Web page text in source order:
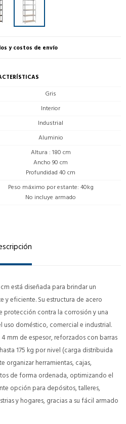
y costos de envío
Gris
Interior
Industrial
Aluminio
Altura : 180 cm
Ancho 90 cm
Profundidad 40 cm
Peso máximo por estante: 40kg
No incluye armado
está diseñada para brindar un
y eficiente. Su estructura de acero
contra la corrosión y una
uso doméstico, comercial e industrial.
mm de espesor, reforzados con barras
175 kg por nivel (carga distribuida
organizar herramientas, cajas,
de forma ordenada, optimizando el
opción para depósitos, talleres,
y hogares, gracias a su fácil armado